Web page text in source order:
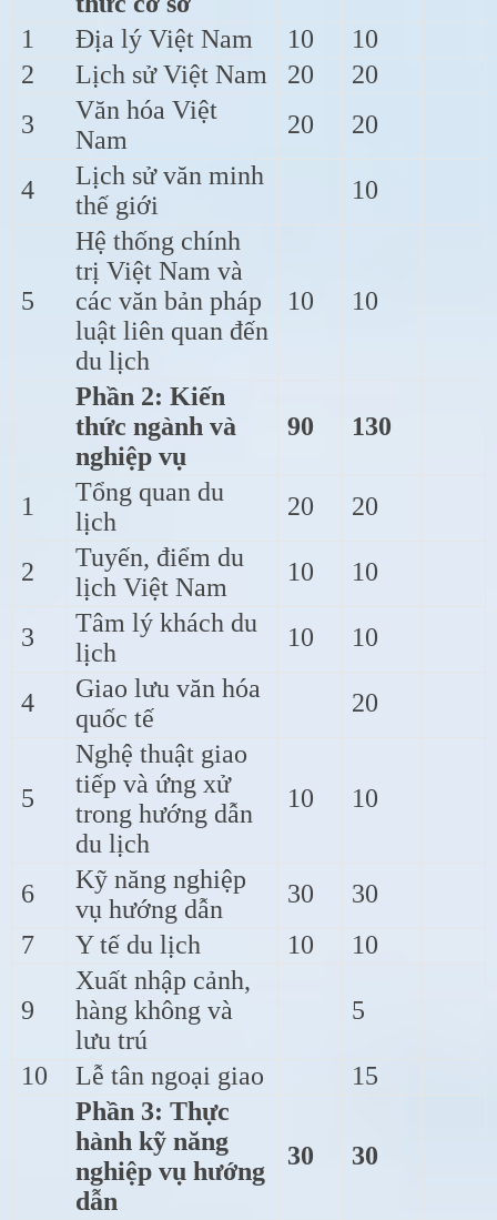
1
Địa lý Việt Nam 10
10
2
Lịch sử Việt Nam 20
20
3
Văn hóa Việt
Nam
20 20
4
Lịch sử văn minh
thế giới
10
5
Hệ thống chính
trị Việt Nam và
các văn bản pháp
luật liên quan đến
du lịch
10 10
Phần 2: Kiến
thức ngành và
nghiệp vụ
90 130
1
Tổng quan du
lịch
20 20
2
Tuyến, điểm du
lịch Việt Nam
10 10
3
Tâm lý khách du
lịch
10 10
4
Giao lưu văn hóa
quốc tế
20
5
Nghệ thuật giao
tiếp và ứng xử
trong hướng dẫn
du lịch
10 10
6
Kỹ năng nghiệp
vụ hướng dẫn
30
30
7
Y tế du lịch 10 10
9
Xuất nhập cảnh,
hàng không và
lưu trú
5
10 Lễ tân ngoại giao
15
Phần 3: Thực
hành kỹ năng
nghiệp vụ hướng
dẫn
30 30